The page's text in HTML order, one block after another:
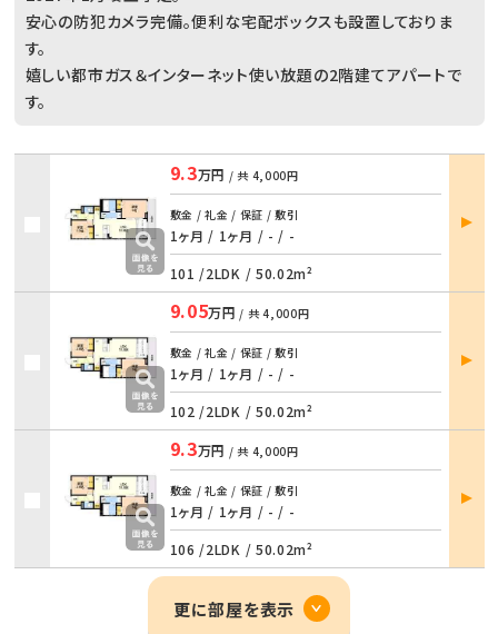
安心の防犯カメラ完備。便利な宅配ボックスも設置しておりま
す。
嬉しい都市ガス＆インターネット使い放題の2階建てアパートで
す。
9.3万円 / 共 4,000円
敷金 / 礼金 / 保証 / 敷引
1ヶ月 / 1ヶ月 / - / -
101 /2LDK / 50.02m²
部屋
詳細
9.05万円 / 共4,000円
敷金 / 礼金 / 保証 / 敷引
1ヶ月 / 1ヶ月 / - / -
102 /2LDK / 50.02m²
部屋
詳細
9.3万円 / 共 4,000円
敷金 / 礼金 / 保証 / 敷引
1ヶ月 / 1ヶ月 / - / -
106 /2LDK / 50.02m²
部屋
詳細
更に部屋を表示